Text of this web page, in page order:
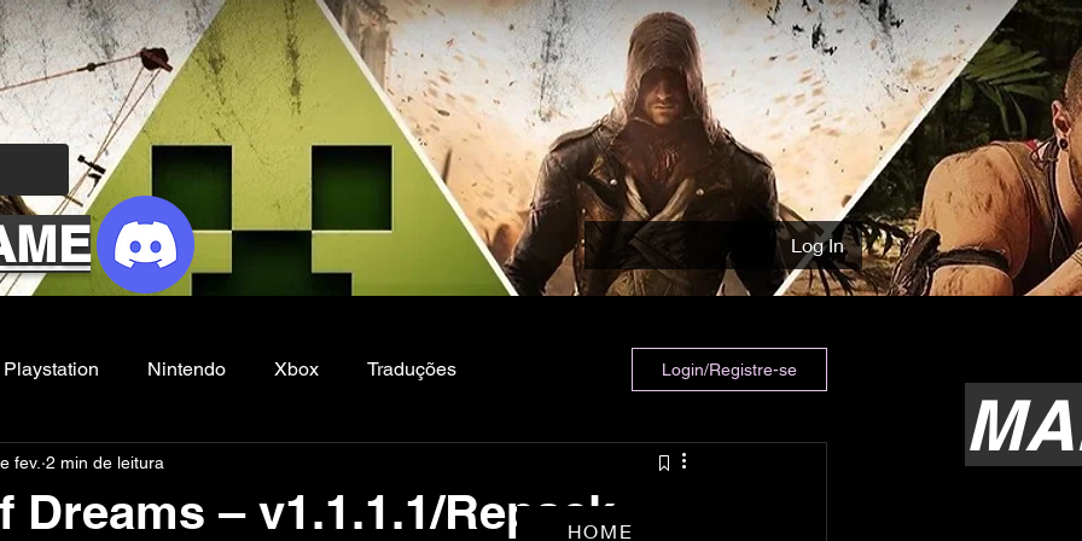
Log In
Playstation Nintendo Xbox Traduções
Filmes e Series
Login/Registre-se
Dreams – v1.1.1.1/Repack
fev. 2 min de leitura
HOME